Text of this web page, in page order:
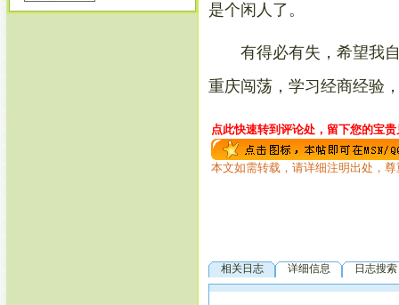
是个闲人了。
有得必有失，希望我自
重庆闯荡，学习经商经验
点此快速转到评论处，留下您的宝
本文如需转载，请详细注明出处，
相关日志 详细信息 日志搜索